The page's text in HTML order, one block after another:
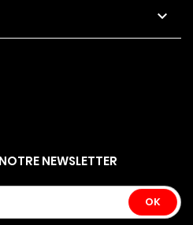

NEWSLETTER